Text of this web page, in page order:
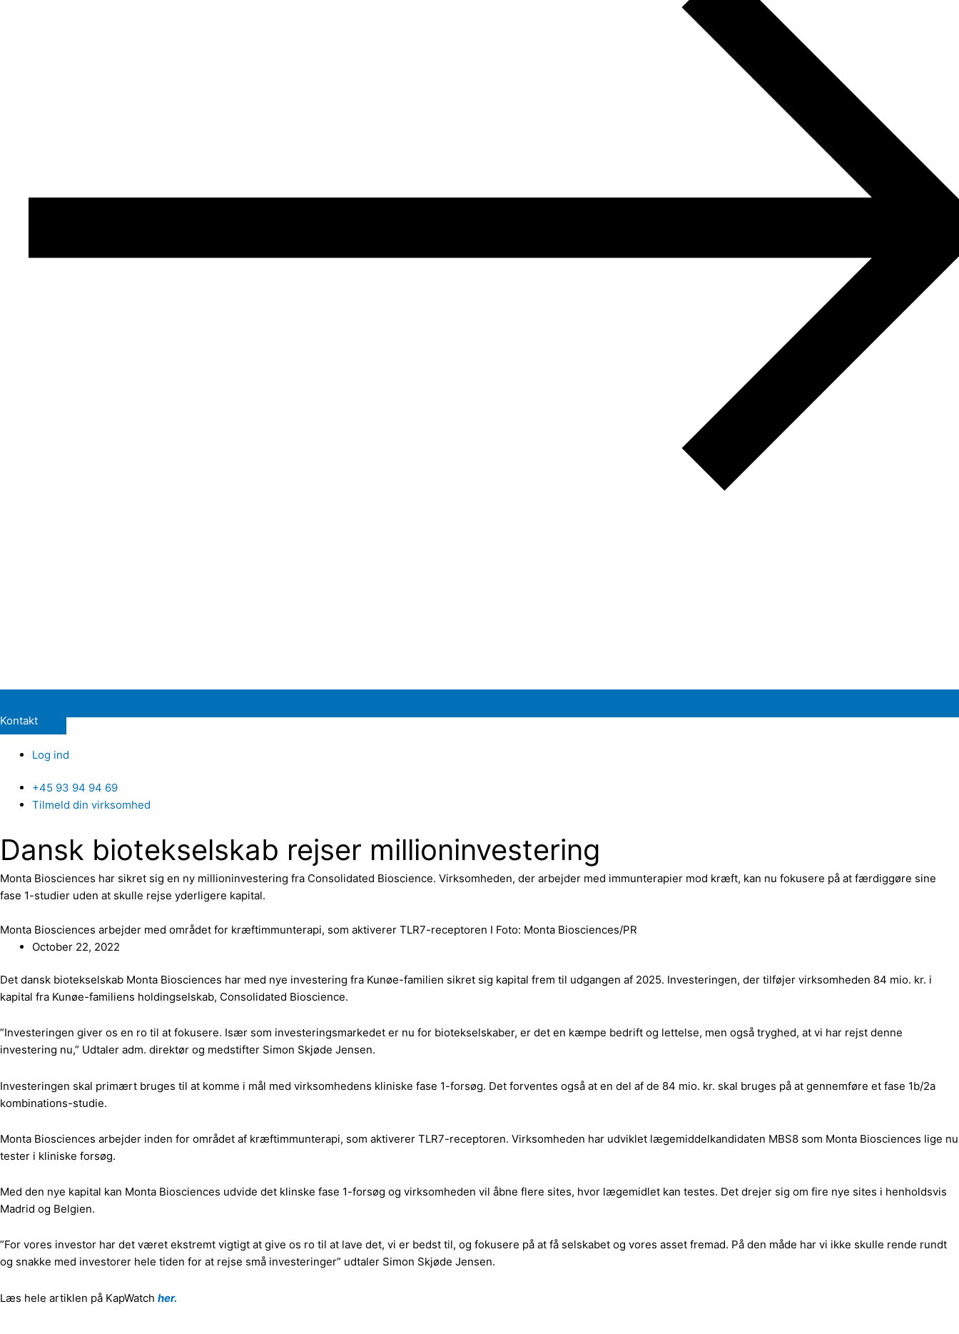
Kontakt
Log ind
+45 93 94 94 69
Tilmeld din virksomhed
Dansk biotekselskab rejser millioninvestering
Monta Biosciences har sikret sig en ny millioninvestering fra Consolidated Bioscience. Virksomheden, der arbejder med immunterapier mod kræft, kan nu fokusere på at færdiggøre sine
fase 1-studier uden at skulle rejse yderligere kapital.
Monta Biosciences arbejder med området for kræftimmunterapi, som aktiverer TLR7-receptoren I Foto: Monta Biosciences/PR
October 22, 2022
Det dansk biotekselskab Monta Biosciences har med nye investering fra Kunøe-familien sikret sig kapital frem til udgangen af 2025. Investeringen, der tilføjer virksomheden 84 mio. kr. i
kapital fra Kunøe-familiens holdingselskab, Consolidated Bioscience.
”Investeringen giver os en ro til at fokusere. Især som investeringsmarkedet er nu for biotekselskaber, er det en kæmpe bedrift og lettelse, men også tryghed, at vi har rejst denne
investering nu,” Udtaler adm. direktør og medstifter Simon Skjøde Jensen.
Investeringen skal primært bruges til at komme i mål med virksomhedens kliniske fase 1-forsøg. Det forventes også at en del af de 84 mio. kr. skal bruges på at gennemføre et fase 1b/2a
kombinations-studie.
Monta Biosciences arbejder inden for området af kræftimmunterapi, som aktiverer TLR7-receptoren. Virksomheden har udviklet lægemiddelkandidaten MBS8 som Monta Biosciences lige nu
tester i kliniske forsøg.
Med den nye kapital kan Monta Biosciences udvide det klinske fase 1-forsøg og virksomheden vil åbne flere sites, hvor lægemidlet kan testes. Det drejer sig om fire nye sites i henholdsvis
Madrid og Belgien.
”For vores investor har det været ekstremt vigtigt at give os ro til at lave det, vi er bedst til, og fokusere på at få selskabet og vores asset fremad. På den måde har vi ikke skulle rende rundt
og snakke med investorer hele tiden for at rejse små investeringer” udtaler Simon Skjøde Jensen.
Læs hele artiklen på KapWatch her.